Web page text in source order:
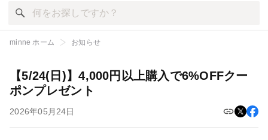
minne ホーム お知らせ
【5/24(日)】4,000円以上購入で6%OFFクー
ポンプレゼント
2026年05月24日